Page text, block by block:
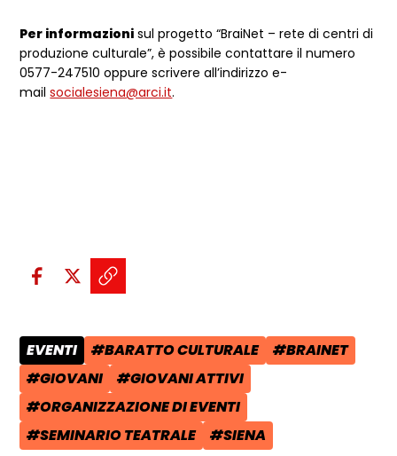
Per informazioni sul progetto “BraiNet – rete di centri di
produzione culturale”, è possibile contattare il numero
0577-247510 oppure scrivere all’indirizzo e-
mailsocialesiena@arci.it.
Condividi sui social:
Condividi su Facebook - apre
Condividi su X - apre una
Copia il link e condividi -
CATEGORIA POST:
EVENTI TAG:
#BARATTO CULTURALE TAG:
#BRAINET
TAG:
#GIOVANI TAG:
#GIOVANI ATTIVI
TAG:
#ORGANIZZAZIONE DI EVENTI
TAG:
#SEMINARIO TEATRALE TAG:
#SIENA